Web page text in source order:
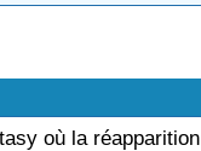
où la